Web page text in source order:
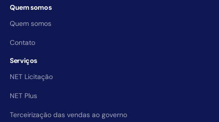
Quem somos
Quem somos
Contato
Serviços
NET Licitação
NET Plus
Terceirização das vendas ao governo